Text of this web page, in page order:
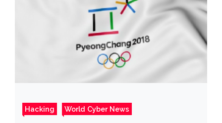
Hacking World Cyber News